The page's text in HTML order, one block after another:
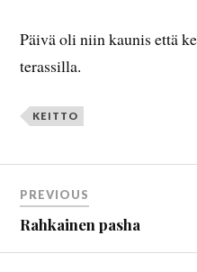
Päivä oli niin kaunis että
terassilla.
KEITTO
PREVIOUS
Rahkainen pasha